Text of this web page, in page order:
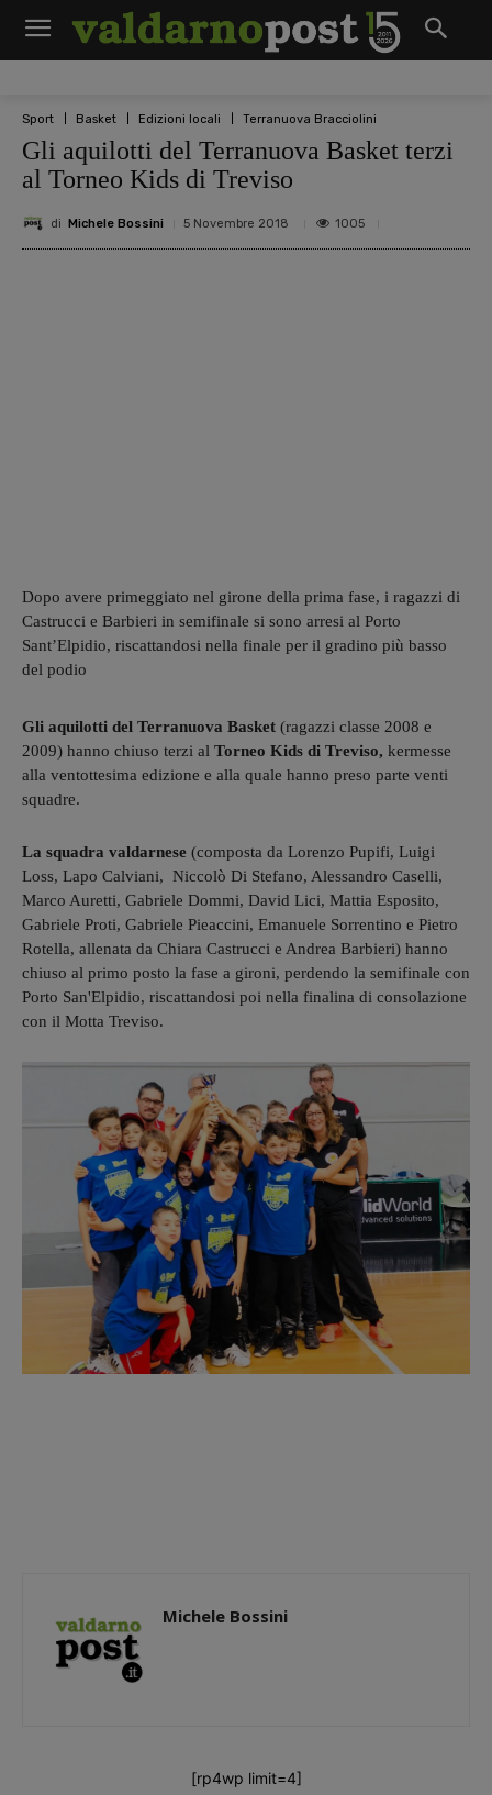
Sport Basket Edizioni locali Terranuova Bracciolini
Gli aquilotti del Terranuova Basket terzi
al Torneo Kids di Treviso
di Michele Bossini 5 Novembre 2018 1005
Dopo avere primeggiato nel girone della prima fase, i ragazzi di
Castrucci e Barbieri in semifinale si sono arresi al Porto
Sant’Elpidio, riscattandosi nella finale per il gradino più basso
del podio
Gli aquilotti del Terranuova Basket (ragazzi classe 2008 e
2009) hanno chiuso terzi al Torneo Kids di Treviso, kermesse
alla ventottesima edizione e alla quale hanno preso parte venti
squadre.
La squadra valdarnese (composta da Lorenzo Pupifi, Luigi
Loss, Lapo Calviani, Niccolò Di Stefano, Alessandro Caselli,
Marco Auretti, Gabriele Dommi, David Lici, Mattia Esposito,
Gabriele Proti, Gabriele Pieaccini, Emanuele Sorrentino e Pietro
Rotella, allenata da Chiara Castrucci e Andrea Barbieri) hanno
chiuso al primo posto la fase a gironi, perdendo la semifinale con
Porto San'Elpidio, riscattandosi poi nella finalina di consolazione
con il Motta Treviso.
Michele Bossini
[rp4wp limit=4]